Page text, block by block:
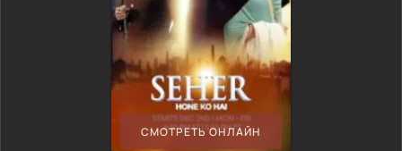
СМОТРЕТЬ ОНЛАЙН